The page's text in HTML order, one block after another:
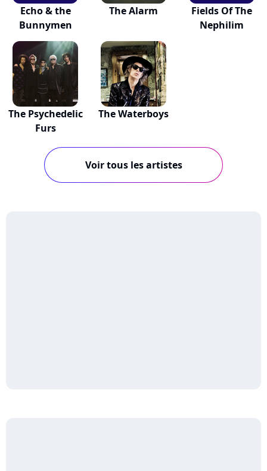
Echo & the
Bunnymen
The Alarm
Fields Of The
Nephilim
The Psychedelic
Furs
The Waterboys
Voir tous les artistes